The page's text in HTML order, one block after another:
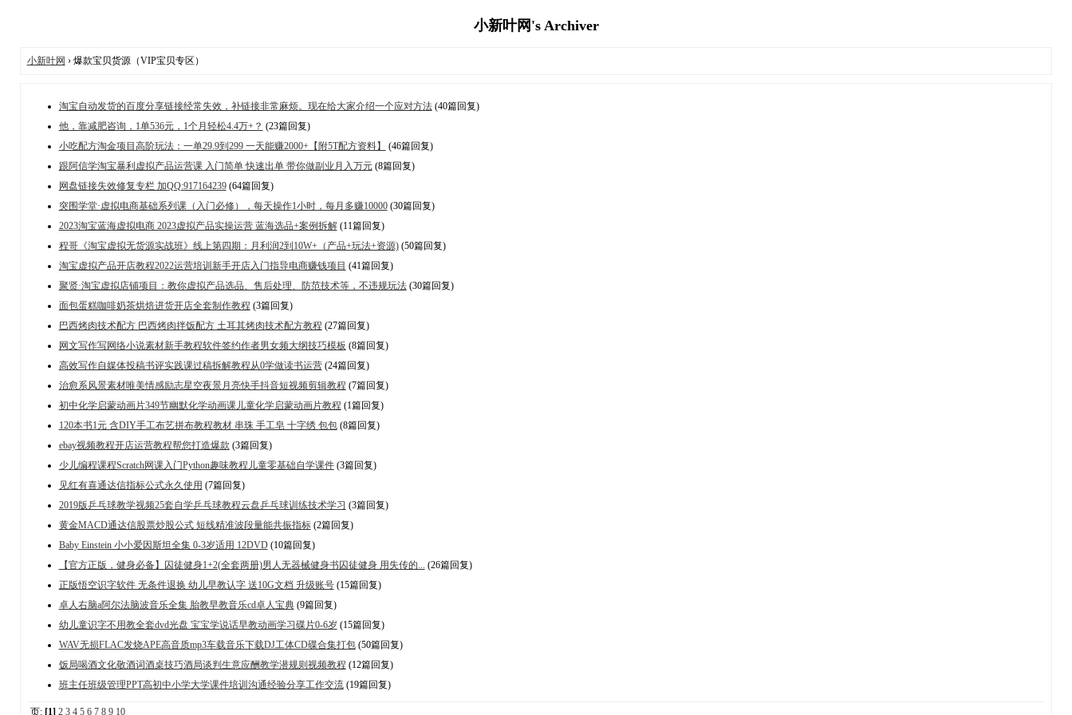
小新叶网's Archiver
小新叶网 › 爆款宝贝货源（VIP宝贝专区）
淘宝自动发货的百度分享链接经常失效，补链接非常麻烦。现在给大家介绍一个应对方法(40篇回复)
他，靠减肥咨询，1单536元，1个月轻松4.4万+？ (23篇回复)
小吃配方淘金项目高阶玩法：一单29.9到299 一天能赚2000+【附5T配方资料】
(46篇回复)
跟阿信学淘宝暴利虚拟产品运营课 入门简单 快速出单 带你做副业月入万元(8篇回复)
网盘链接失效修复专栏 加QQ:917164239(64篇回复)
突围学堂·虚拟电商基础系列课（入门必修），每天操作1小时，每月多赚10000(30篇回复)
2023淘宝蓝海虚拟电商 2023虚拟产品实操运营 蓝海选品+案例拆解(11篇回复)
程哥《淘宝虚拟无货源实战班》线上第四期：月利润2到10W+（产品+玩法+资源)(50篇回复)
淘宝虚拟产品开店教程2022运营培训新手开店入门指导电商赚钱项目 (41篇回复)
聚贤·淘宝虚拟店铺项目：教你虚拟产品选品、售后处理、防范技术等，不违规玩法(30篇回复)
面包蛋糕咖啡奶茶烘焙进货开店全套制作教程 (3篇回复)
巴西烤肉技术配方 巴西烤肉拌饭配方 土耳其烤肉技术配方教程 (27篇回复)
网文写作写网络小说素材新手教程软件签约作者男女频大纲技巧模板 (8篇回复)
高效写作自媒体投稿书评实践课过稿拆解教程从0学做读书运营(24篇回复)
治愈系风景素材唯美情感励志星空夜景月亮快手抖音短视频剪辑教程 (7篇回复)
初中化学启蒙动画片349节幽默化学动画课儿童化学启蒙动画片教程 (1篇回复)
120本书1元 含DIY手工布艺拼布教程教材 串珠 手工皂 十字绣 包包(8篇回复)
ebay视频教程开店运营教程帮您打造爆款 (3篇回复)
少儿编程课程Scratch网课入门Python趣味教程儿童零基础自学课件(3篇回复)
见红有喜通达信指标公式永久使用 (7篇回复)
2019版乒乓球教学视频25套自学乒乓球教程云盘乒乓球训练技术学习 (3篇回复)
黄金MACD通达信股票炒股公式 短线精准波段量能共振指标(2篇回复)
Baby Einstein 小小爱因斯坦全集 0-3岁适用 12DVD(10篇回复)
【官方正版，健身必备】囚徒健身1+2(全套两册)男人无器械健身书囚徒健身 用失传的... (26篇回复)
正版悟空识字软件 无条件退换 幼儿早教认字 送10G文档 升级账号(15篇回复)
卓人右脑a阿尔法脑波音乐全集 胎教早教音乐cd卓人宝典(9篇回复)
幼儿童识字不用教全套dvd光盘 宝宝学说话早教动画学习碟片0-6岁 (15篇回复)
WAV无损FLAC发烧APE高音质mp3车载音乐下载DJ工体CD碟合集打包(50篇回复)
饭局喝酒文化敬酒词酒桌技巧酒局谈判生意应酬教学潜规则视频教程 (12篇回复)
班主任班级管理PPT高初中小学大学课件培训沟通经验分享工作交流(19篇回复)
页: [1] 2 3 4 5 6 7 8 9 10